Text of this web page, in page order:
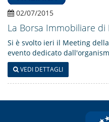
02/07/2015
La Borsa Immobiliare di
Si è svolto ieri il Meeting
evento dedicato
VEDI DETTAGLI